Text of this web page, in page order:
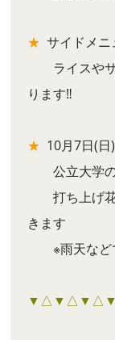
★ サイドメニ
ライスやサ
ります‼︎
★ 10月7日(日
公立大学の
打ち上げ花
きます
※雨天など